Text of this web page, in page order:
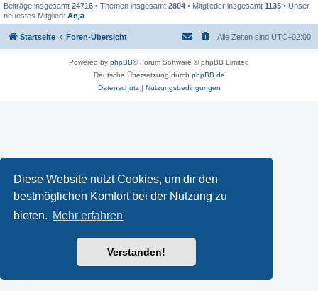
Diese Website nutzt Cookies, um dir den
bestmöglichen Komfort bei der Nutzung zu
bieten. Mehr erfahren
Verstanden!
Beiträge insgesamt 24716 • Themen insgesamt 2804 • Mitglieder insgesamt 1135 • Unser
neuestes Mitglied: Anja
Startseite Foren-Übersicht Alle Zeiten sind UTC+02:00
Powered by phpBB® Forum Software © phpBB Limited
Deutsche Übersetzung durch phpBB.de
Datenschutz| Nutzungsbedingungen